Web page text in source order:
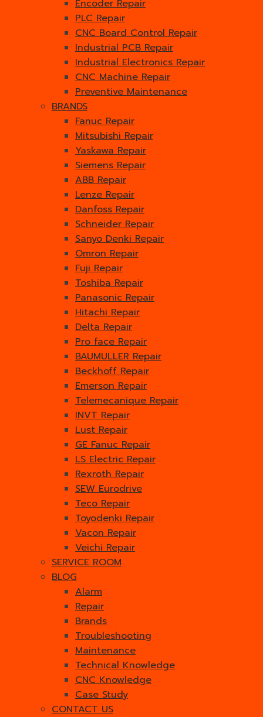
Encoder Repair
PLC Repair
CNC Board Control Repair
Industrial PCB Repair
Industrial Electronics Repair
CNC Machine Repair
Preventive Maintenance
BRANDS
Fanuc Repair
Mitsubishi Repair
Yaskawa Repair
Siemens Repair
ABB Repair
Lenze Repair
Danfoss Repair
Schneider Repair
Sanyo Denki Repair
Omron Repair
Fuji Repair
Toshiba Repair
Panasonic Repair
Hitachi Repair
Delta Repair
Pro face Repair
BAUMULLER Repair
Beckhoff Repair
Emerson Repair
Telemecanique Repair
INVT Repair
Lust Repair
GE Fanuc Repair
LS Electric Repair
Rexroth Repair
SEW Eurodrive
Teco Repair
Toyodenki Repair
Vacon Repair
Veichi Repair
SERVICE ROOM
BLOG
Alarm
Repair
Brands
Troubleshooting
Maintenance
Technical Knowledge
CNC Knowledge
Case Study
CONTACT US